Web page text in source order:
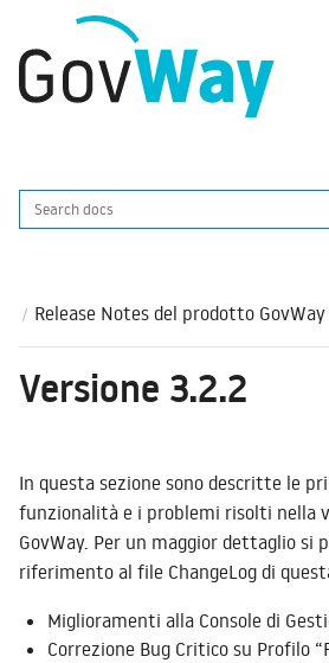
Release Notes del prodotto GovWay
Versione 3.2.2
In questa sezione sono descritte le
funzionalità e i problemi risolti nella
GovWay. Per un maggior dettaglio si
riferimento al file ChangeLog di
Miglioramenti alla Console di
Correzione Bug Critico su Profilo